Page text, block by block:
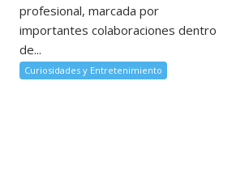
profesional, marcada por
importantes colaboraciones dentro
de...
Curiosidades y Entretenimiento